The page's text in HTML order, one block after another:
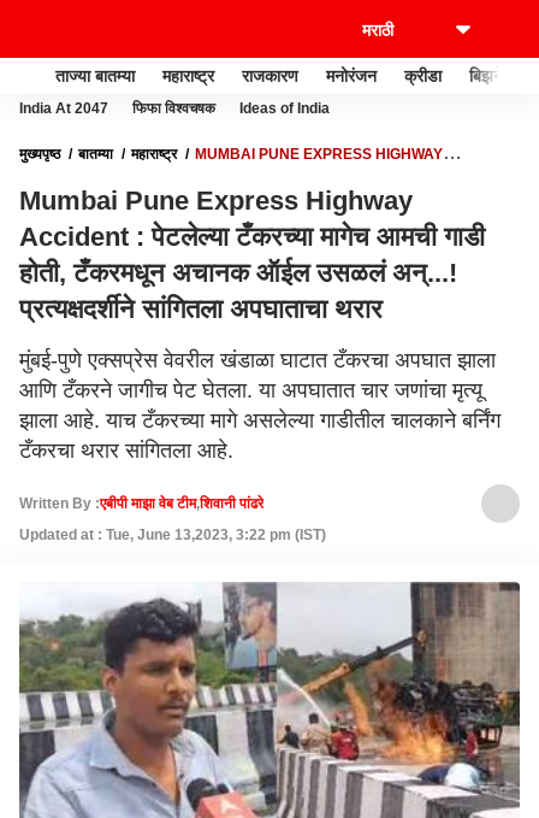
ताज्या बातम्या महाराष्ट्र राजकारण मनोरंजन क्रीडा बिझनेस
India At 2047 फिफा विश्वचषक Ideas of India
मुख्यपृष्ठ बातम्या महाराष्ट्र
MUMBAI PUNE EXPRESS HIGHWAY
अन्...! प्रत्यक्षदर्शीने सांगितला अपघाताचा थरार
Mumbai Pune Express Highway
Accident : पेटलेल्या टँकरच्या मागेच आमची गाडी
होती, टँकरमधून अचानक ऑईल उसळलं अन्...!
प्रत्यक्षदर्शीने सांगितला अपघाताचा थरार
मुंबई-पुणे एक्सप्रेस वेवरील खंडाळा घाटात टँकरचा अपघात झाला
आणि टँकरने जागीच पेट घेतला. या अपघातात चार जणांचा मृत्यू
झाला आहे. याच टँकरच्या मागे असलेल्या गाडीतील चालकाने बर्निंग
टँकरचा थरार सांगितला आहे.
Written By :एबीपी माझा वेब टीम,शिवानी पांढरे
Updated at : Tue, June 13,2023, 3:22 pm (IST)